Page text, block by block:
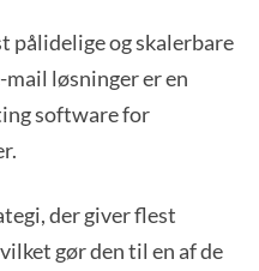
pålidelige og skalerbare
løsninger er en
software for
der giver flest
gør den til en af de